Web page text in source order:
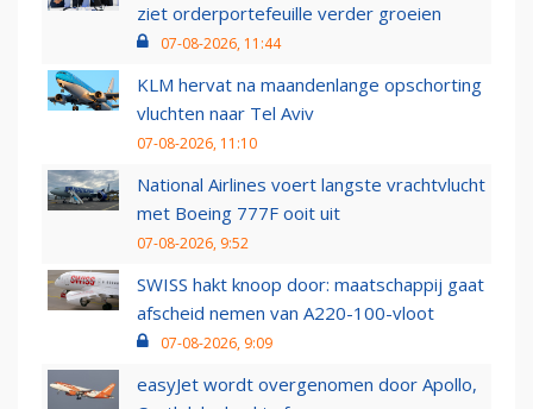
ziet orderportefeuille verder groeien
07-08-2026, 11:44
KLM hervat na maandenlange opschorting
vluchten naar Tel Aviv
07-08-2026, 11:10
National Airlines voert langste vrachtvlucht
met Boeing 777F ooit uit
07-08-2026, 9:52
SWISS hakt knoop door: maatschappij gaat
afscheid nemen van A220-100-vloot
07-08-2026, 9:09
easyJet wordt overgenomen door Apollo,